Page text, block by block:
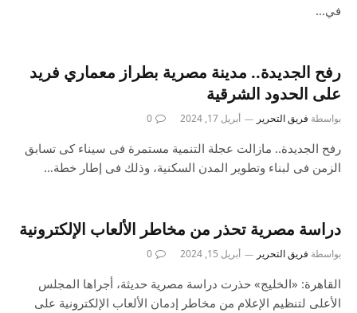
في…
رفح الجديدة.. مدينة مصرية بطراز معماري فريد
على الحدود الشرقية
بواسطة فريق التحرير أبريل 17, 2024 0
رفح الجديدة.. مازالت عجلة التنمية مستمرة فى سيناء كى تسابق
الزمن فى لبناء وتطوير المدن السكنية، وذلك فى إطار خطة…
دراسة مصرية تحذر من مخاطر الألعاب الإلكترونية
بواسطة فريق التحرير أبريل 15, 2024 0
القاهرة: «الخليج» حذرت دراسة مصرية حديثة، أجراها المجلس
الأعلى لتنظيم الإعلام من مخاطر إدمان الألعاب الإلكترونية على